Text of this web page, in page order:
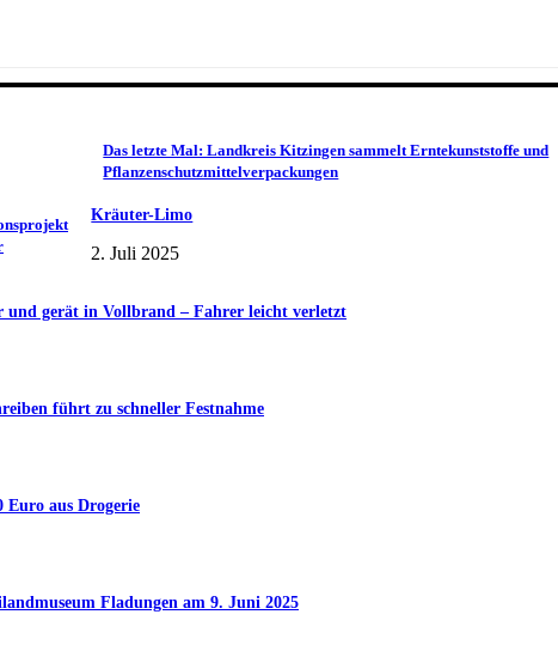
Das letzte Mal: Landkreis Kitzingen sammelt Erntekunststoffe und
Pflanzenschutzmittelverpackungen
Kräuter-Limo
2. Juli 2025
gerät in Vollbrand – Fahrer leicht verletzt
führt zu schneller Festnahme
aus Drogerie
Fladungen am 9. Juni 2025